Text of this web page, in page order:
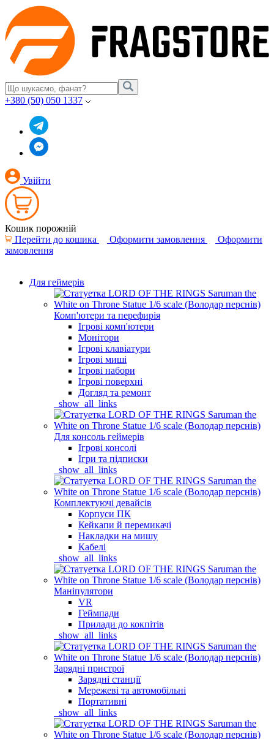
+380 (50) 050 1337
Увійти
Кошик порожній
Перейти до кошика
Оформити замовлення
Оформити
замовлення
Для геймерів
Комп'ютери та перефирія
Ігрові комп'ютери
Монітори
Ігрові клавіатури
Ігрові миші
Ігрові набори
Ігрові поверхні
Догляд та ремонт
_show_all_links
Для консоль геймерів
Ігрові консолі
Ігри та підписки
_show_all_links
Комплектуючі девайсів
Корпуси ПК
Кейкапи й перемикачі
Накладки на мишу
Кабелі
_show_all_links
Маніпулятори
VR
Геймпади
Прилади до кокпітів
_show_all_links
Зарядні пристрої
Зарядні станції
Мережеві та автомобільні
Портативні
_show_all_links